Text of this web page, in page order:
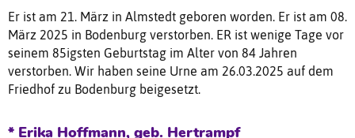
Er ist am 21. März in Almstedt geboren worden. Er ist am 08.
März 2025 in Bodenburg verstorben. ER ist wenige Tage vor
seinem 85igsten Geburtstag im Alter von 84 Jahren
verstorben. Wir haben seine Urne am 26.03.2025 auf dem
Friedhof zu Bodenburg beigesetzt.
* Erika Hoffmann, geb. Hertrampf